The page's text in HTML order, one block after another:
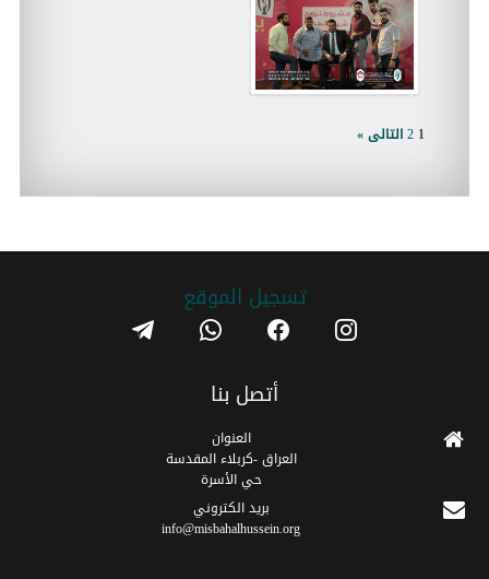
1
2التالى »
تسجیل الموقع instagram
facebook
whatsapp
telegram
أتصل بنا
العنوان
العراق -كربلاء المقدسة
حي الأسرة
برید الکتروني
info@misbahalhussein.org